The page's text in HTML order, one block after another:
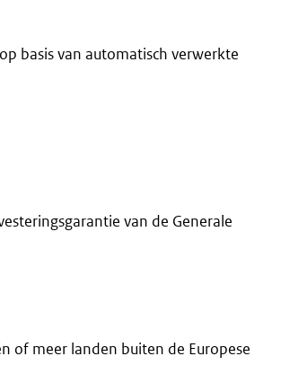
basis van automatisch verwerkte
van de Generale
of meer landen buiten de Europese